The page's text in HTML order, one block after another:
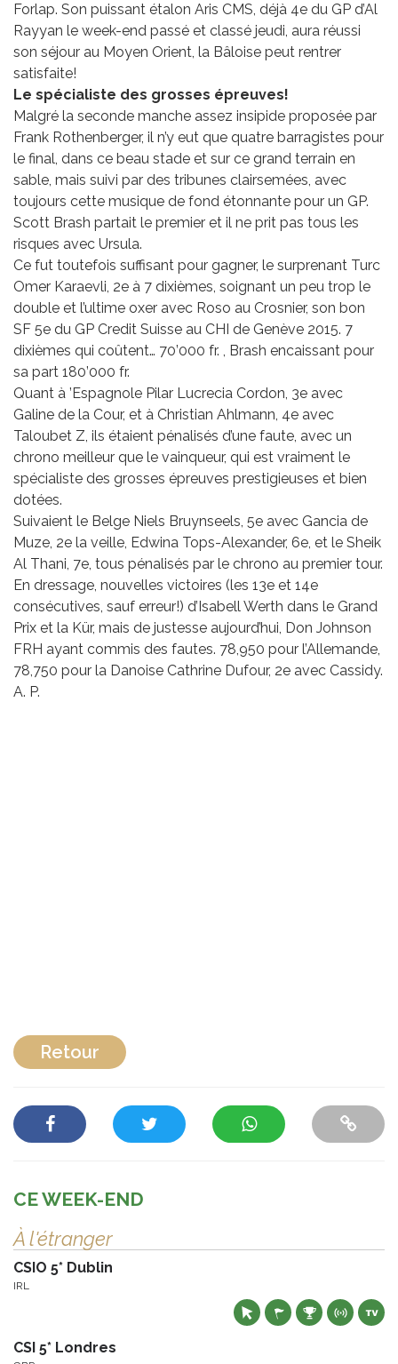
Forlap. Son puissant étalon Aris CMS, déjà 4e du GP d’Al
Rayyan le week-end passé et classé jeudi, aura réussi
son séjour au Moyen Orient, la Bâloise peut rentrer
satisfaite!
Le spécialiste des grosses épreuves!
Malgré la seconde manche assez insipide proposée par
Frank Rothenberger, il n’y eut que quatre barragistes pour
le final, dans ce beau stade et sur ce grand terrain en
sable, mais suivi par des tribunes clairsemées, avec
toujours cette musique de fond étonnante pour un GP.
Scott Brash partait le premier et il ne prit pas tous les
risques avec Ursula.
Ce fut toutefois suffisant pour gagner, le surprenant Turc
Omer Karaevli, 2e à 7 dixièmes, soignant un peu trop le
double et l’ultime oxer avec Roso au Crosnier, son bon
SF 5e du GP Credit Suisse au CHI de Genève 2015. 7
dixièmes qui coûtent… 70’000 fr. , Brash encaissant pour
sa part 180’000 fr.
Quant à ’Espagnole Pilar Lucrecia Cordon, 3e avec
Galine de la Cour, et à Christian Ahlmann, 4e avec
Taloubet Z, ils étaient pénalisés d’une faute, avec un
chrono meilleur que le vainqueur, qui est vraiment le
spécialiste des grosses épreuves prestigieuses et bien
dotées.
Suivaient le Belge Niels Bruynseels, 5e avec Gancia de
Muze, 2e la veille, Edwina Tops-Alexander, 6e, et le Sheik
Al Thani, 7e, tous pénalisés par le chrono au premier tour.
En dressage, nouvelles victoires (les 13e et 14e
consécutives, sauf erreur!) d’Isabell Werth dans le Grand
Prix et la Kür, mais de justesse aujourd’hui, Don Johnson
FRH ayant commis des fautes. 78,950 pour l’Allemande,
78,750 pour la Danoise Cathrine Dufour, 2e avec Cassidy.
A. P.
Retour
CE WEEK-END
À l'étranger
CSIO 5* Dublin
IRL
CSI 5* Londres